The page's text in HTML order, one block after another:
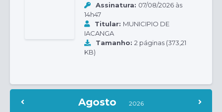
Assinatura: 07/08/2026 às
14h47
Titular: MUNICIPIO DE
IACANGA
Tamanho: 2 páginas (373,21
KB)
Agosto 2026